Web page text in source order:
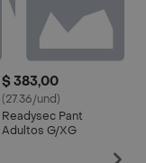
$ 383,00
(27.36/und)
Readysec Pant
Adultos G/XG